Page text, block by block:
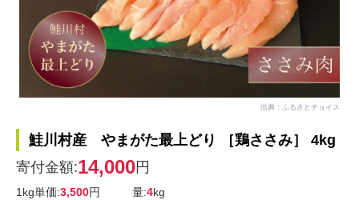
出典：ふるさとチョイス
鮭川村産 やまがた最上どり ［鶏ささみ］ 4kg
寄付金額:14,000円
1kg単価:3,500円 量:4kg